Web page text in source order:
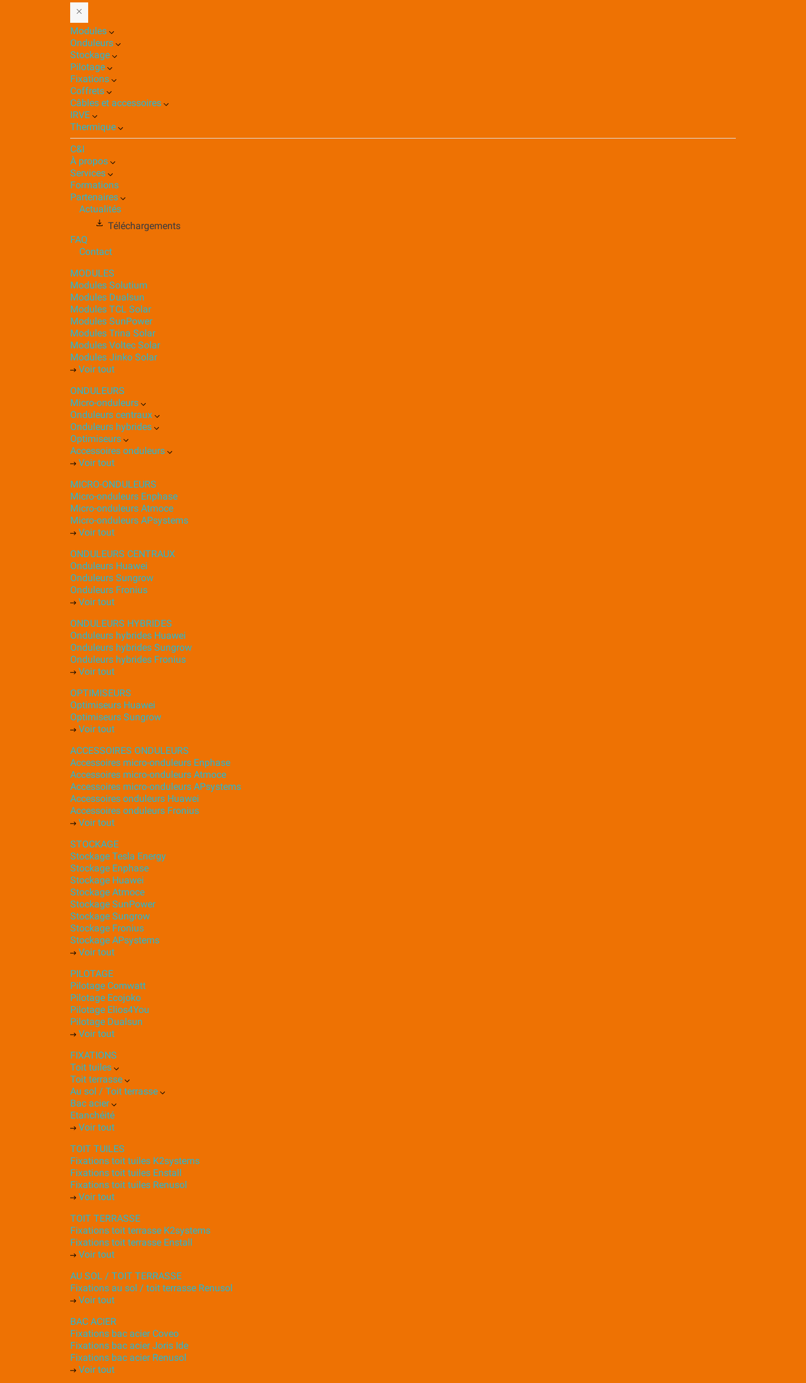
Modules
Onduleurs
Stockage
Pilotage
Fixations
Coffrets
Câbles et accessoires
IRVE
Thermique
C&I
À propos
Services
Formations
Partenaires
Actualités
Téléchargements
FAQ
Contact
MODULES
Modules Solutium
Modules Dualsun
Modules TCL Solar
Modules SunPower
Modules Trina Solar
Modules Voltec Solar
Modules Jinko Solar
Voir tout
ONDULEURS
Micro-onduleurs
Onduleurs centraux
Onduleurs hybrides
Optimiseurs
Accessoires onduleurs
Voir tout
MICRO-ONDULEURS
Micro-onduleurs Enphase
Micro-onduleurs Atmoce
Micro-onduleurs APsystems
Voir tout
ONDULEURS CENTRAUX
Onduleurs Huawei
Onduleurs Sungrow
Onduleurs Fronius
Voir tout
ONDULEURS HYBRIDES
Onduleurs hybrides Huawei
Onduleurs hybrides Sungrow
Onduleurs hybrides Fronius
Voir tout
OPTIMISEURS
Optimiseurs Huawei
Optimiseurs Sungrow
Voir tout
ACCESSOIRES ONDULEURS
Accessoires micro-onduleurs Enphase
Accessoires micro-onduleurs Atmoce
Accessoires micro-onduleurs APsystems
Accessoires onduleurs Huawei
Accessoires onduleurs Fronius
Voir tout
STOCKAGE
Stockage Tesla Energy
Stockage Enphase
Stockage Huawei
Stockage Atmoce
Stockage SunPower
Stockage Sungrow
Stockage Fronius
Stockage APsystems
Voir tout
PILOTAGE
Pilotage Comwatt
Pilotage Ecojoko
Pilotage Elios4You
Pilotage Dualsun
Voir tout
FIXATIONS
Toit tuiles
Toit terrasse
Au sol / Toit terrasse
Bac acier
Etanchéité
Voir tout
TOIT TUILES
Fixations toit tuiles K2systems
Fixations toit tuiles Enstall
Fixations toit tuiles Renusol
Voir tout
TOIT TERRASSE
Fixations toit terrasse K2systems
Fixations toit terrasse Enstall
Voir tout
AU SOL / TOIT TERRASSE
Fixations au sol / toit terrasse Renusol
Voir tout
BAC ACIER
Fixations bac acier Coveo
Fixations bac acier Joris Ide
Fixations bac acier Renusol
Voir tout